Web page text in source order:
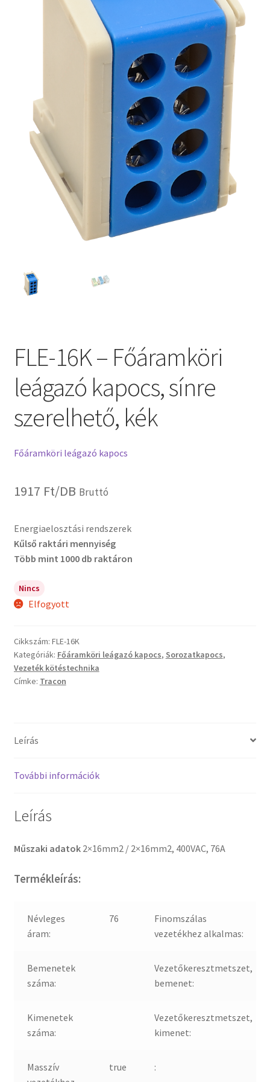
FLE-16K – Főáramköri
leágazó kapocs, sínre
szerelhető, kék
Főáramköri leágazó kapocs
1917 Ft/DB Bruttó
Energiaelosztási rendszerek
Kűlső raktári mennyiség
Több mint 1000 db raktáron
Nincs
Elfogyott
Cikkszám: FLE-16K
Kategóriák: Főáramköri leágazó kapocs, Sorozatkapocs,
Vezeték kötéstechnika
Címke: Tracon
Leírás
További információk
Leírás
Műszaki adatok 2×16mm2 / 2×16mm2, 400VAC, 76A
Termékleírás:
Névleges
áram:
76
Finomszálas
vezetékhez alkalmas:
Bemenetek
száma:
Vezetőkeresztmetszet,
bemenet:
Kimenetek
száma:
Vezetőkeresztmetszet,
kimenet:
Masszív
true :